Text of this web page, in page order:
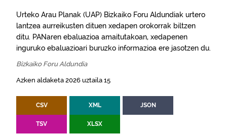
Urteko Arau Planak (UAP) Bizkaiko Foru Aldundiak urtero
lantzea aurreikusten dituen xedapen orokorrak biltzen
ditu. PANaren ebaluazioa amaitutakoan, xedapenen
inguruko ebaluazioari buruzko informazioa ere jasotzen du.
Bizkaiko Foru Aldundia
Azken aldaketa 2026 uztaila 15
CSV XML JSON
TSV XLSX